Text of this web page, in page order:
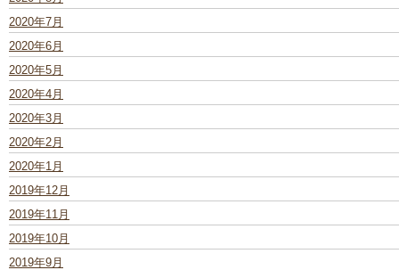
2020年7月
2020年6月
2020年5月
2020年4月
2020年3月
2020年2月
2020年1月
2019年12月
2019年11月
2019年10月
2019年9月